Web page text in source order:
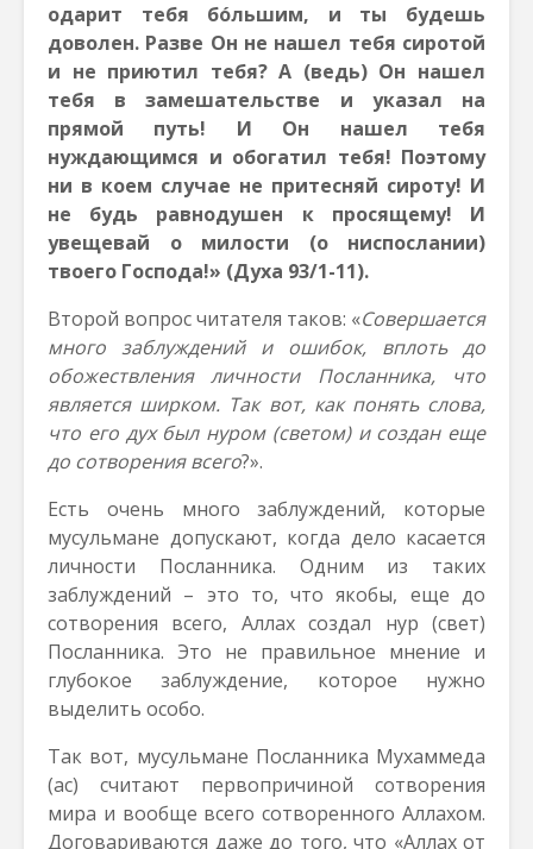
одарит тебя бóльшим, и ты будешь
доволен. Разве Он не нашел тебя сиротой
и не приютил тебя? А (ведь) Он нашел
тебя в замешательстве и указал на
прямой путь! И Он нашел тебя
нуждающимся и обогатил тебя! Поэтому
ни в коем случае не притесняй сироту! И
не будь равнодушен к просящему! И
увещевай о милости (о ниспослании)
твоего Господа!» (Духа 93/1-11).
Второй вопрос читателя таков: «Совершается
много заблуждений и ошибок, вплоть до
обожествления личности Посланника, что
является ширком. Так вот, как понять слова,
что его дух был нуром (светом) и создан еще
до сотворения всего?».
Есть очень много заблуждений, которые
мусульмане допускают, когда дело касается
личности Посланника. Одним из таких
заблуждений – это то, что якобы, еще до
сотворения всего, Аллах создал нур (свет)
Посланника. Это не правильное мнение и
глубокое заблуждение, которое нужно
выделить особо.
Так вот, мусульмане Посланника Мухаммеда
(ас) считают первопричиной сотворения
мира и вообще всего сотворенного Аллахом.
Договариваются даже до того, что «Аллах от